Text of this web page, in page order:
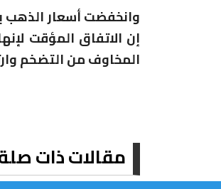
إن الاتفاق المؤقت
المخاوف من التضخم
مقالات ذات